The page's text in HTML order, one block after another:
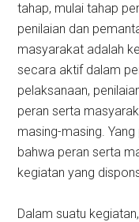
tahap, mulai tahap
penilaian dan
masyarakat adalah
secara aktif dalam
pelaksanaan,
peran serta
masing-masing.
bahwa peran serta
kegiatan yang
Dalam suatu